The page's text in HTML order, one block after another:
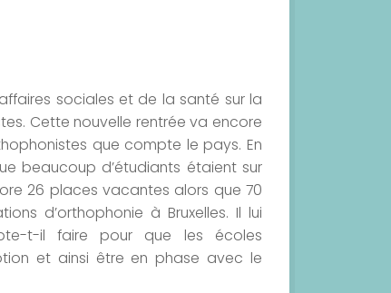
sociales et de la santé sur la
Cette nouvelle rentrée va encore
que compte le pays. En
beaucoup d’étudiants étaient sur
26 places vacantes alors que 70
d’orthophonie à Bruxelles. Il lui
t-il faire pour que les écoles
et ainsi être en phase avec le